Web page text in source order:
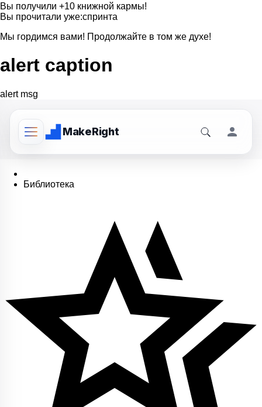
Вы получили +10 книжной кармы!
Вы прочитали уже:спринта
Мы гордимся вами! Продолжайте в том же духе!
alert caption
alert msg
MakeRight
Библиотека